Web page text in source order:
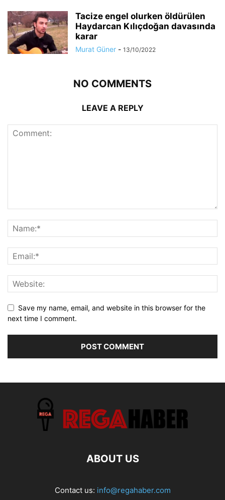
Tacize engel olurken öldürülen
Haydarcan Kılıçdoğan davasında
karar
Murat Güner - 13/10/2022
NO COMMENTS
LEAVE A REPLY
Save my name, email, and website in this browser for the
next time I comment.
ABOUT US
Contact us: info@regahaber.com